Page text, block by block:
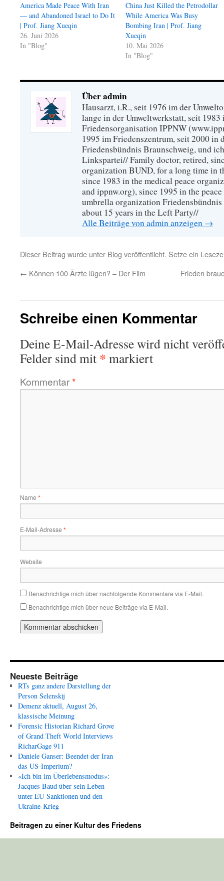
America Made Peace With Iran
— and Abandoned Israel to Do It
| Prof. Jiang Xueqin
26. Juni 2026
In "Blog"
China Just Killed the Petrodollar
While America Was Busy
Bombing Iran | Prof. Jiang
Xueqin
10. Mai 2026
In "Blog"
Über admin
Hausarzt, i.R., seit 1976 im der
lange in der Umweltwerkstatt, seit
Friedensorganisation IPPNW
1995 im Friedenszentrum, seit 2000 in
Friedensbündnis Braunschweig, und
Linkspartei// Family doctor, retired,
organization BUND, for a long time in
since 1983 in the medical peace
and ippnw.org), since 1995 in the
umbrella organization
about 15 years in the Left Party//
Alle Beiträge von admin anzeigen →
Dieser Beitrag wurde unter Blog veröffentlicht. Setze ein
← Können 100 Ärzte lügen? – Der Film Frieden
Schreibe einen Kommentar
Deine E-Mail-Adresse wird nicht
Felder sind mit * markiert
Kommentar*
Name *
E-Mail-Adresse *
Website
Benachrichtige mich über nachfolgende Kommentare via E-Mail.
Benachrichtige mich über neue Beiträge via E-Mail.
Neueste Beiträge
RTs ganz andere Darstellung der
Person Selenskij
Demenz aktuell, August 26,
klassische Meinung
Forensic Historian Richard Grove
of Grand Theft World Interviews
RicharGage 911
Daniele Ganser: Beendet der Iran
das US-Imperium?
«Ich bin im Überlebensmodus»:
Jacques Baud über sein Leben
unter EU-Sanktionen und den
Ukraine-Krieg
Beitragen zu einer Kultur des Friedens